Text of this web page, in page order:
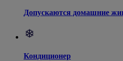
Допускаются домашние
Кондиционер